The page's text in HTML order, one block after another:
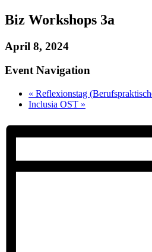
Biz Workshops 3a
April 8, 2024
Event Navigation
« Reflexionstag
Inclusia OST »